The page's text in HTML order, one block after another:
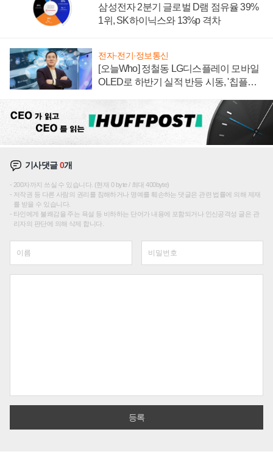
삼성전자 2분기 글로벌 D램 점유율 39%
1위, SK하이닉스와 13%p 격차
전자·전기·정보통신
[오늘Who] 정철동 LG디스플레이 모바일
OLED로 하반기 실적 반등 시동, '칩플레
기사댓글0개
200자까지 쓰실 수 있습니다. (현재 0 byte / 최대 400byte)
저작권 등 다른 사람의 권리를 침해하거나 명예를 훼손하는 댓글은 관련 법률에 의해 제재
를 받을 수 있습니다.
타인에게 불쾌감을 주는 욕설 등 비하하는 단어가 내용에 포함되거나 인신공격성 글은 관
리자의 판단에 의해 삭제 합니다.